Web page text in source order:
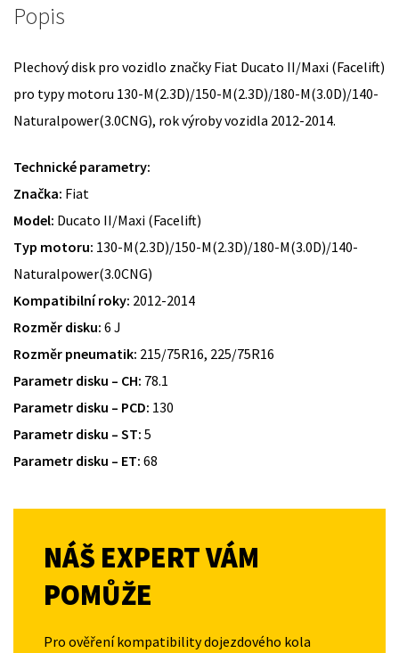
Popis
Plechový disk pro vozidlo značky Fiat Ducato II/Maxi (Facelift)
pro typy motoru 130-M(2.3D)/150-M(2.3D)/180-M(3.0D)/140-
Naturalpower(3.0CNG), rok výroby vozidla 2012-2014.
Technické parametry:
Značka: Fiat
Model: Ducato II/Maxi (Facelift)
Typ motoru: 130-M(2.3D)/150-M(2.3D)/180-M(3.0D)/140-
Naturalpower(3.0CNG)
Kompatibilní roky: 2012-2014
Rozměr disku: 6 J
Rozměr pneumatik: 215/75R16, 225/75R16
Parametr disku – CH: 78.1
Parametr disku – PCD: 130
Parametr disku – ST: 5
Parametr disku – ET: 68
NÁŠ EXPERT VÁM
POMŮŽE
Pro ověření kompatibility dojezdového kola